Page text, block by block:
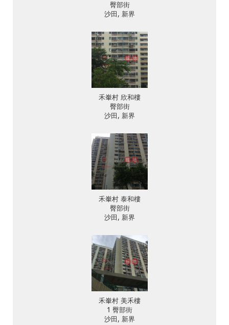
臀部街
沙田, 新界
禾輋村 欣和樓
臀部街
沙田, 新界
禾輋村 泰和樓
臀部街
沙田, 新界
禾輋村 美禾樓
1 臀部街
沙田, 新界